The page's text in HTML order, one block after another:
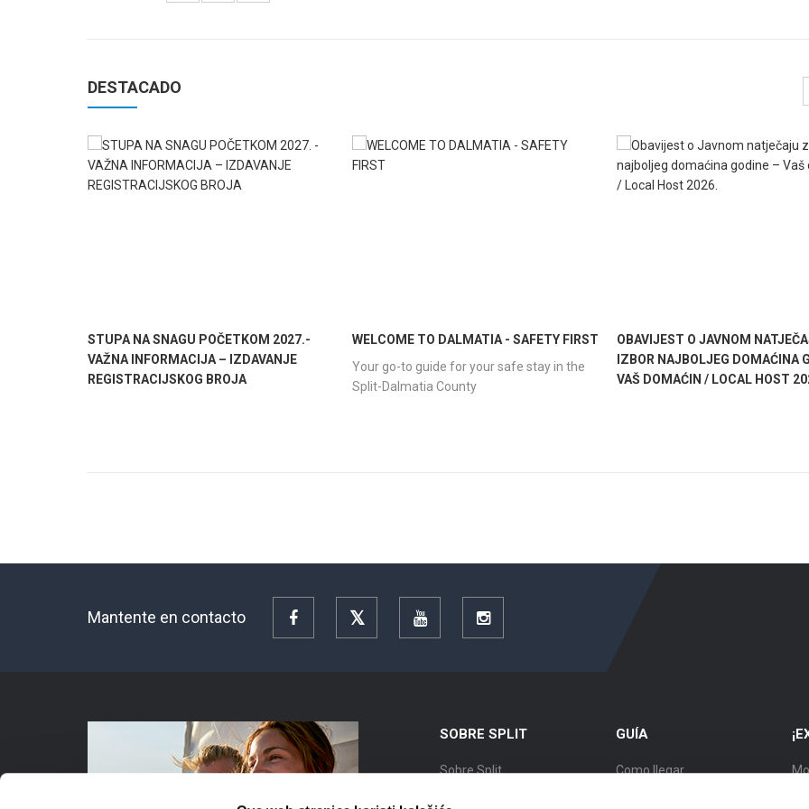
DESTACADO
STUPA NA SNAGU POČETKOM 2027.-
VAŽNA INFORMACIJA – IZDAVANJE
REGISTRACIJSKOG BROJA
WELCOME TO DALMATIA - SAFETY FIRST
Your go-to guide for your safe stay in the
Split-Dalmatia County
OBAVIJEST O JAVNOM
IZBOR NAJBOLJEG DOMAĆINA
VAŠ DOMAĆIN / LOCAL HOST
Mantente en contacto Facebook YouTube Instagram
SOBRE SPLIT
Sobre Split
Posición
GUÍA
Como llegar